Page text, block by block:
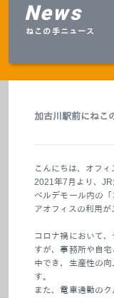
News
ねこの手ニュース
加古川駅前にねこ
こんにちは、オフィ
2021年7月より、 JR
ベルデモール内の
アオフィスの利用が
コロナ禍において
すが、事務所や自
中でき、生産性の
す。
また、電車通勤の